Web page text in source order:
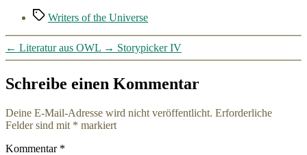
Schlagwörter
Writers of the Universe
← Literatur aus OWL → Storypicker IV
Schreibe einen Kommentar
Deine E-Mail-Adresse wird nicht veröffentlicht. Erforderliche
Felder sind mit * markiert
Kommentar *